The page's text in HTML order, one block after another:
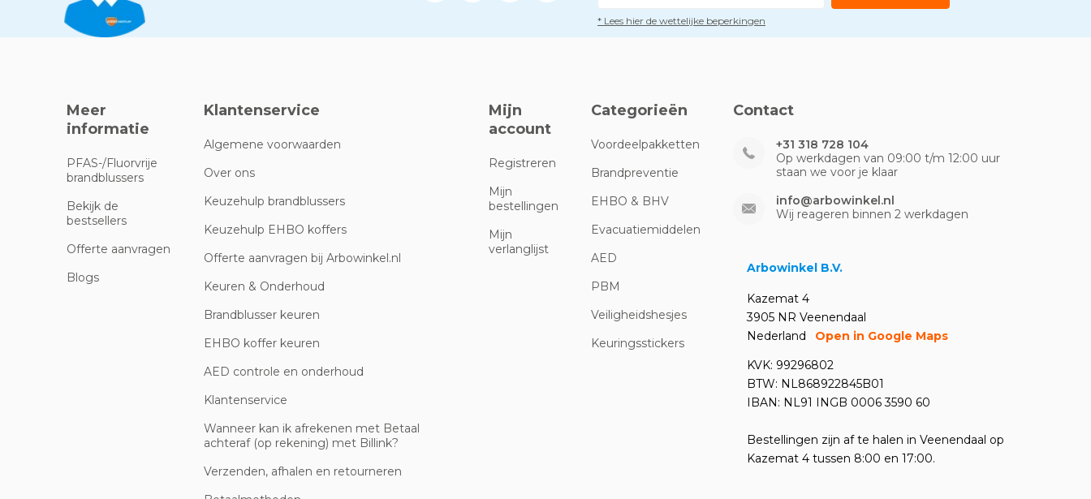
* Lees hier de wettelijke beperkingen
Meer
informatie
PFAS-/Fluorvrije
brandblussers
Bekijk de
bestsellers
Offerte aanvragen
Blogs
Klantenservice
Algemene voorwaarden
Over ons
Keuzehulp brandblussers
Keuzehulp EHBO koffers
Offerte aanvragen bij Arbowinkel.nl
Keuren & Onderhoud
Brandblusser keuren
EHBO koffer keuren
AED controle en onderhoud
Klantenservice
Wanneer kan ik afrekenen met Betaal
achteraf (op rekening) met Billink?
Verzenden, afhalen en retourneren
Mijn
account
Registreren
Mijn
bestellingen
Mijn
verlanglijst
Categorieën
Voordeelpakketten
Brandpreventie
EHBO & BHV
Evacuatiemiddelen
AED
PBM
Veiligheidshesjes
Keuringsstickers
Contact
+31 318 728 104
Op werkdagen van 09:00 t/m 12:00 uur
staan we voor je klaar
info@arbowinkel.nl
Wij reageren binnen 2 werkdagen
Arbowinkel B.V.
Kazemat 4
3905 NR Veenendaal
Nederland
Open in Google Maps
KVK: 99296802
BTW: NL868922845B01
IBAN: NL91 INGB 0006 3590 60
Bestellingen zijn af te halen in Veenendaal op
Kazemat 4 tussen 8:00 en 17:00.